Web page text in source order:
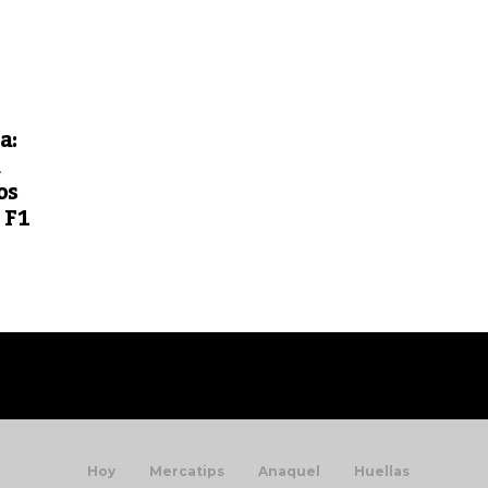
Hoy Mercatips Anaquel Huellas